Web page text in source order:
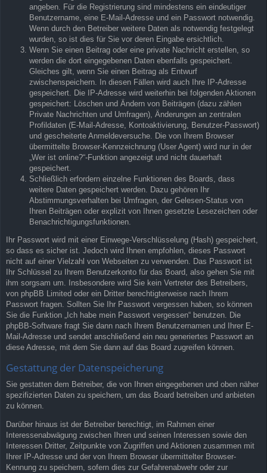
angeben. Für die Registrierung sind mindestens ein eindeutiger
Benutzername, eine E-Mail-Adresse und ein Passwort notwendig.
Wenn durch den Betreiber weitere Daten als notwendig festgelegt
wurden, so ist dies für Sie vor deren Eingabe ersichtlich.
Wenn Sie einen Beitrag oder eine private Nachricht erstellen, so
werden die dort eingegebenen Daten ebenfalls gespeichert.
Gleiches gilt, wenn Sie einen Beitrag als Entwurf
zwischenspeichern. In diesen Fällen wird auch Ihre IP-Adresse
gespeichert. Die IP-Adresse wird weiterhin bei folgenden Aktionen
gespeichert: Löschen und Ändern von Beiträgen (dazu zählen
Private Nachrichten und Umfragen), Änderungen an zentralen
Profildaten (E-Mail-Adresse, Kontoaktivierung, Benutzer-Passwort)
und gescheiterte Anmeldeversuche. Die von Ihrem Browser
übermittelte Browser-Kennzeichnung (User Agent) wird nur in der
„Wer ist online?“-Funktion angezeigt und nicht dauerhaft
gespeichert.
Schließlich erfordern einzelne Funktionen des Boards, dass
weitere Daten gespeichert werden. Dazu gehören Ihr
Abstimmungsverhalten bei Umfragen, der Gelesen-Status von
Ihren Beiträgen oder explizit von Ihnen gesetzte Lesezeichen oder
Benachrichtigungsfunktionen.
Ihr Passwort wird mit einer Einwege-Verschlüsselung (Hash) gespeichert,
so dass es sicher ist. Jedoch wird Ihnen empfohlen, dieses Passwort
nicht auf einer Vielzahl von Webseiten zu verwenden. Das Passwort ist
Ihr Schlüssel zu Ihrem Benutzerkonto für das Board, also gehen Sie mit
ihm sorgsam um. Insbesondere wird Sie kein Vertreter des Betreibers,
von phpBB Limited oder ein Dritter berechtigterweise nach Ihrem
Passwort fragen. Sollten Sie Ihr Passwort vergessen haben, so können
Sie die Funktion „Ich habe mein Passwort vergessen“ benutzen. Die
phpBB-Software fragt Sie dann nach Ihrem Benutzernamen und Ihrer E-
Mail-Adresse und sendet anschließend ein neu generiertes Passwort an
diese Adresse, mit dem Sie dann auf das Board zugreifen können.
Gestattung der Datenspeicherung
Sie gestatten dem Betreiber, die von Ihnen eingegebenen und oben näher
spezifizierten Daten zu speichern, um das Board betreiben und anbieten
zu können.
Darüber hinaus ist der Betreiber berechtigt, im Rahmen einer
Interessenabwägung zwischen Ihren und seinen Interessen sowie den
Interessen Dritter, Zeitpunkte von Zugriffen und Aktionen zusammen mit
Ihrer IP-Adresse und der von Ihrem Browser übermittelter Browser-
Kennung zu speichern, sofern dies zur Gefahrenabwehr oder zur